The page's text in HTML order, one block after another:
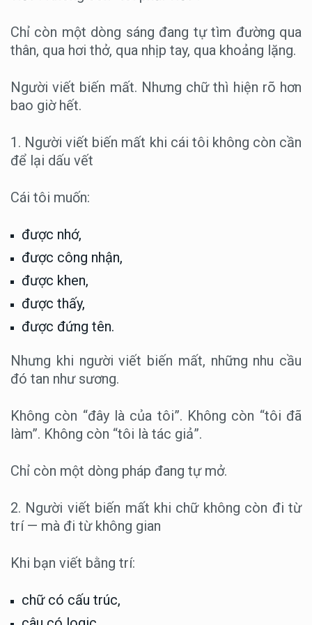
Khi toàn bộ hành trình trở thành một hơi thở
HOA NGHIÊM THẾ KỶ 21 Tập I: CHƯƠNG 19 —
HOA NGHIÊM THẾ KỶ 21 Tập I: CHƯƠNG 20 —
Bài tụng kết: Một hơi thở mở vô lượng thế giới
Chỉ còn một dòng sáng đang tự tìm đường qua
thân, qua hơi thở, qua nhịp tay, qua khoảng lặng.
Người viết biến mất. Nhưng chữ thì hiện rõ hơn
bao giờ hết.
1. Người viết biến mất khi cái tôi không còn cần
để lại dấu vết
Cái tôi muốn:
được nhớ,
được công nhận,
được khen,
được thấy,
được đứng tên.
Nhưng khi người viết biến mất, những nhu cầu
đó tan như sương.
Không còn “đây là của tôi”. Không còn “tôi đã
làm”. Không còn “tôi là tác giả”.
Chỉ còn một dòng pháp đang tự mở.
2. Người viết biến mất khi chữ không còn đi từ
trí — mà đi từ không gian
Khi bạn viết bằng trí:
chữ có cấu trúc,